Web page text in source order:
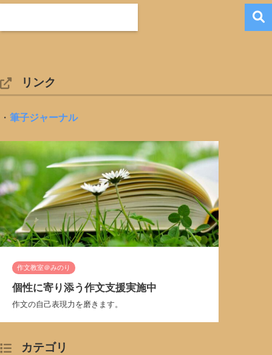
リンク
・ 筆子ジャーナル
作文教室＠みのり
個性に寄り添う作文支援実施中
作文の自己表現力を磨きます。
カテゴリ